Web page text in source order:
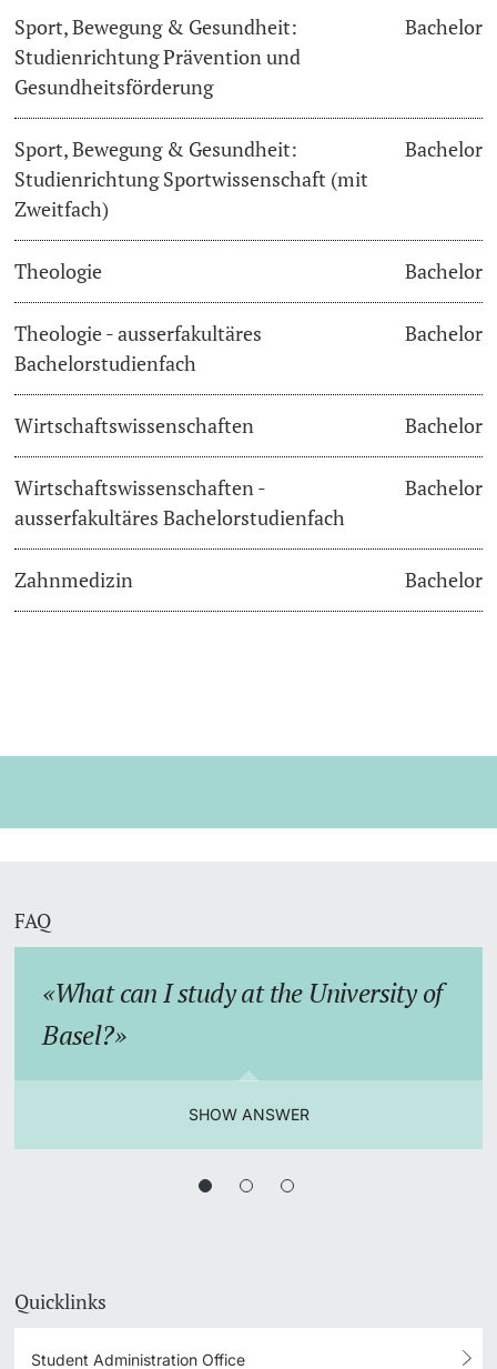
Sport, Bewegung & Gesundheit:
Studienrichtung Prävention und
Gesundheitsförderung
Bachelor
Sport, Bewegung & Gesundheit:
Studienrichtung Sportwissenschaft (mit
Zweitfach)
Bachelor
Theologie Bachelor
Theologie - ausserfakultäres
Bachelorstudienfach
Bachelor
Wirtschaftswissenschaften Bachelor
Wirtschaftswissenschaften -
ausserfakultäres Bachelorstudienfach
Bachelor
Zahnmedizin Bachelor
FAQ
What can I study at the University of
Basel?
SHOW ANSWER
Quicklinks
Student Administration Office